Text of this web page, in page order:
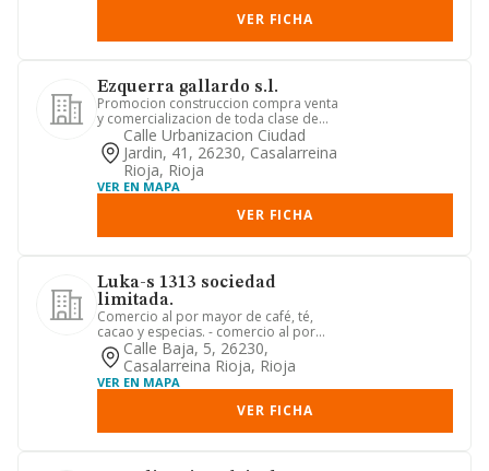
VER FICHA
Ezquerra gallardo s.l.
Promocion construccion compra venta
y comercializacion de toda clase de
edificios. viviendas, local...
Calle Urbanizacion Ciudad
Jardin, 41, 26230, Casalarreina
Rioja, Rioja
VER EN MAPA
VER FICHA
Luka-s 1313 sociedad
limitada.
Comercio al por mayor de café, té,
cacao y especias. - comercio al por
menor de artículos médicos y...
Calle Baja, 5, 26230,
Casalarreina Rioja, Rioja
VER EN MAPA
VER FICHA